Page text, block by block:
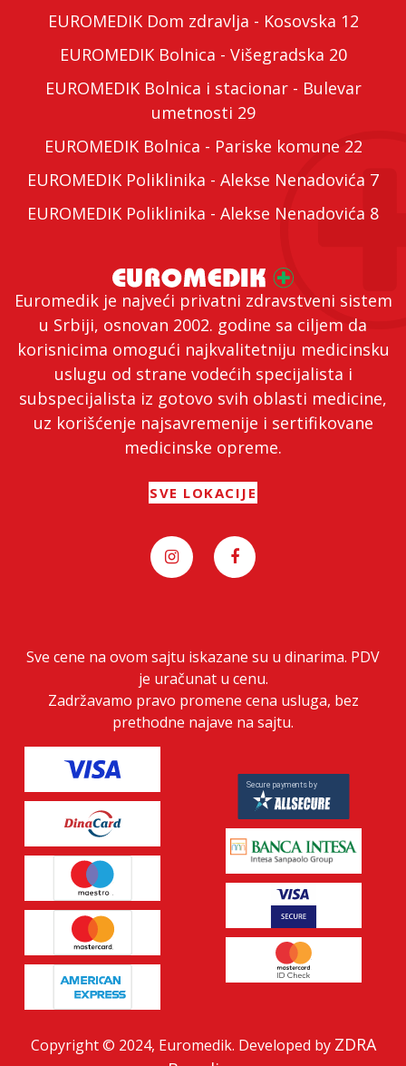
Euromedik je najveći privatni zdravstveni sistem
u Srbiji, osnovan 2002. godine sa ciljem da
korisnicima omogući najkvalitetniju medicinsku
uslugu od strane vodećih specijalista i
subspecijalista iz gotovo svih oblasti medicine,
uz korišćenje najsavremenije i sertifikovane
medicinske opreme.
SVE LOKACIJE
EUROMEDIK Dom zdravlja - Kosovska 12
EUROMEDIK Bolnica - Višegradska 20
EUROMEDIK Bolnica i stacionar - Bulevar
umetnosti 29
EUROMEDIK Bolnica - Pariske komune 22
EUROMEDIK Poliklinika - Alekse Nenadovića 7
EUROMEDIK Poliklinika - Alekse Nenadovića 8
Sve cene na ovom sajtu iskazane su u dinarima. PDV
je uračunat u cenu.
Zadržavamo pravo promene cena usluga, bez
prethodne najave na sajtu.
Copyright © 2024, Euromedik. Developed by ZDRA